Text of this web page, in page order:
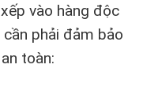
vào hàng độc
phải đảm bảo
toàn: